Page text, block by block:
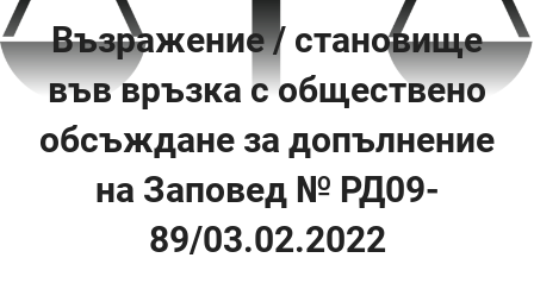
Възражение / становище
във връзка с обществено
обсъждане за допълнение
на Заповед № РД09-
89/03.02.2022